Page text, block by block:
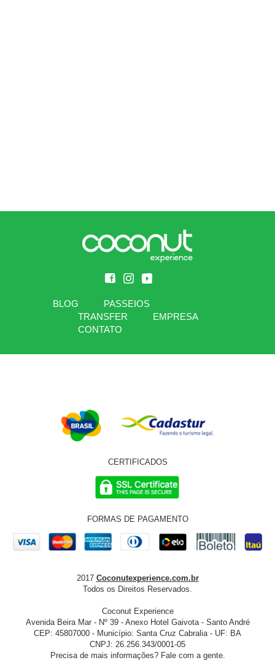
BLOG
PASSEIOS
TRANSFER
EMPRESA
CONTATO
CERTIFICADOS
FORMAS DE PAGAMENTO
2017 Coconutexperience.com.br
Todos os Direitos Reservados.
Coconut Experience
Avenida Beira Mar - Nº 39 - Anexo Hotel Gaivota - Santo André
CEP: 45807000 - Município: Santa Cruz Cabralia - UF: BA
CNPJ: 26.256.343/0001-05
Precisa de mais informações? Fale com a gente.